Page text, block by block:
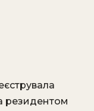
резидентом